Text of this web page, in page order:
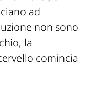
ad
non sono
la
comincia